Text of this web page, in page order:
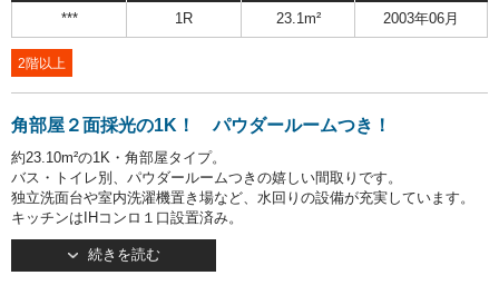
*** 1R 23.1m² 2003年06月
2階以上
角部屋２面採光の1K！ パウダールームつき！
約23.10m²の1K・角部屋タイプ。
バス・トイレ別、パウダールームつきの嬉しい間取りです。
独立洗面台や室内洗濯機置き場など、水回りの設備が充実しています。
キッチンはIHコンロ１口設置済み。
室内で直火を使う機会がないため、初めての一人暮らしでも安心です！
約7.0帖の洋室は2面採光！
続きを読む